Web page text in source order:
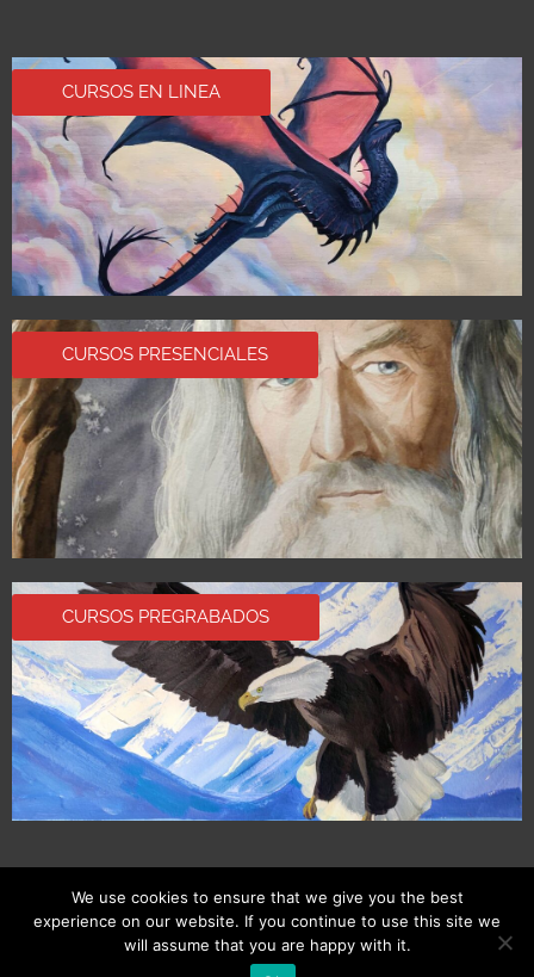
CURSOS EN LINEA
CURSOS PRESENCIALES
CURSOS PREGRABADOS
Copyright © 2026Endorphine Art School| Política de
privacidad
We use cookies to ensure that we give you the best
experience on our website. If you continue to use this site we
will assume that you are happy with it.